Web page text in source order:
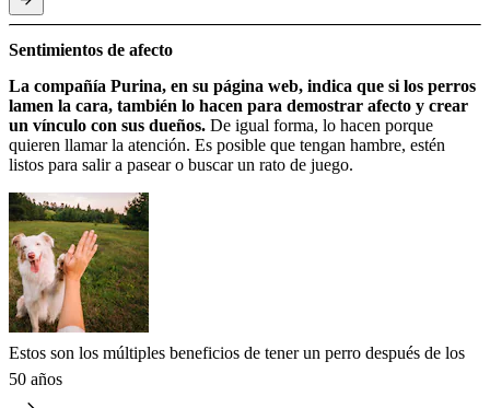
Sentimientos de afecto
La compañía Purina, en su página web, indica que si los perros
lamen la cara, también lo hacen para demostrar afecto y crear
un vínculo con sus dueños. De igual forma, lo hacen porque
quieren llamar la atención. Es posible que tengan hambre, estén
listos para salir a pasear o buscar un rato de juego.
Estos son los múltiples beneficios de tener un perro después de los
50 años